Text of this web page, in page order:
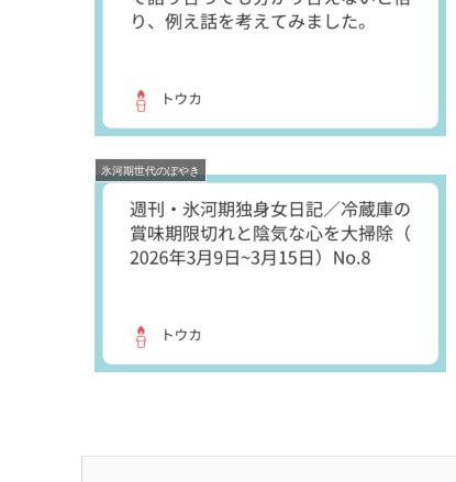
氷河期世代のぼやき